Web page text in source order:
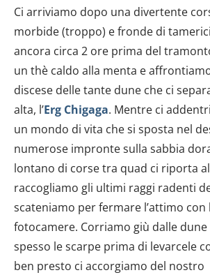
Ci arriviamo dopo una divertente
morbide (troppo) e fronde di
ancora circa 2 ore prima del
un thè caldo alla menta e
discese delle tante dune che ci
alta, l’Erg Chigaga. Mentre ci
un mondo di vita che si sposta nel
numerose impronte sulla sabbia
lontano di corse tra quad ci riporta
raccogliamo gli ultimi raggi radenti
scateniamo per fermare l’attimo con
fotocamere. Corriamo giù dalle
spesso le scarpe prima di levarcele
ben presto ci accorgiamo del nostro